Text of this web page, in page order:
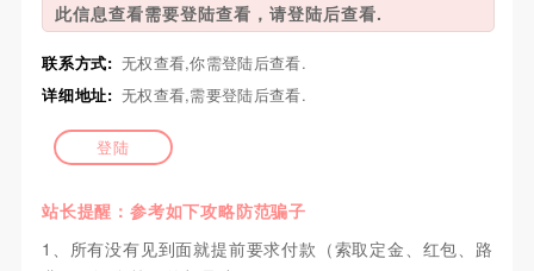
此信息查看需要登陆查看，请登陆后查看.
联系方式: 无权查看,你需登陆后查看.
详细地址: 无权查看,需要登陆后查看.
登陆
站长提醒：参考如下攻略防范骗子
1、所有没有见到面就提前要求付款（索取定金、红包、路